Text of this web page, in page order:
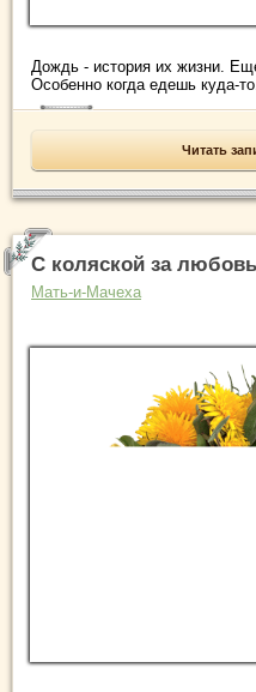
Дождь - история их жизни.
Особенно когда едешь куда-
Читать
С коляской за
Мать-и-Мачеха